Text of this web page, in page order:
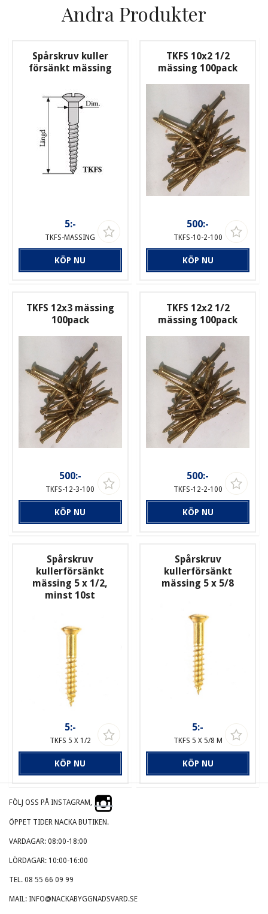
Andra Produkter
Spårskruv kuller
försänkt mässing
5:-
TKFS-MASSING
KÖP NU
TKFS 10x2 1/2
mässing 100pack
500:-
TKFS-10-2-100
KÖP NU
TKFS 12x3 mässing
100pack
500:-
TKFS-12-3-100
KÖP NU
TKFS 12x2 1/2
mässing 100pack
500:-
TKFS-12-2-100
KÖP NU
Spårskruv
kullerförsänkt
mässing 5 x 1/2,
minst 10st
5:-
TKFS 5 X 1/2
KÖP NU
Spårskruv
kullerförsänkt
mässing 5 x 5/8
5:-
TKFS 5 X 5/8 M
KÖP NU
FÖLJ OSS PÅ INSTAGRAM,
ÖPPET TIDER NACKA BUTIKEN.
VARDAGAR: 08:00-18:00
LÖRDAGAR: 10:00-16:00
TEL. 08 55 66 09 99
MAIL: INFO@NACKABYGGNADSVARD.SE